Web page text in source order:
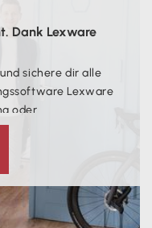
Dank Lexware
sichere dir alle
Lexware
oder
Lösung unterstützt